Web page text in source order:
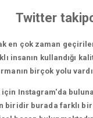
Twitter
en çok zaman
insanın kullandığı
birçok yolu
Instagram'da
burada farklı